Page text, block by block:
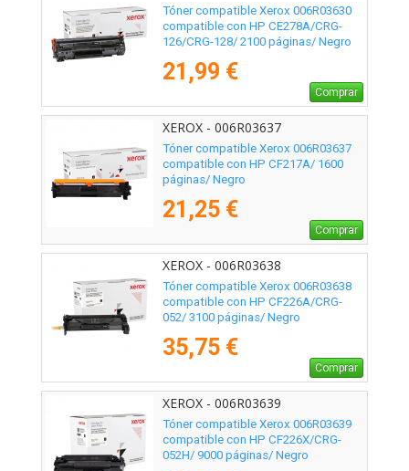
Tóner compatible Xerox 006R03630
compatible con HP CE278A/CRG-
126/CRG-128/ 2100 páginas/ Negro
21,99 €
Comprar
XEROX - 006R03637
Tóner compatible Xerox 006R03637
compatible con HP CF217A/ 1600
páginas/ Negro
21,25 €
Comprar
XEROX - 006R03638
Tóner compatible Xerox 006R03638
compatible con HP CF226A/CRG-
052/ 3100 páginas/ Negro
35,75 €
Comprar
XEROX - 006R03639
Tóner compatible Xerox 006R03639
compatible con HP CF226X/CRG-
052H/ 9000 páginas/ Negro